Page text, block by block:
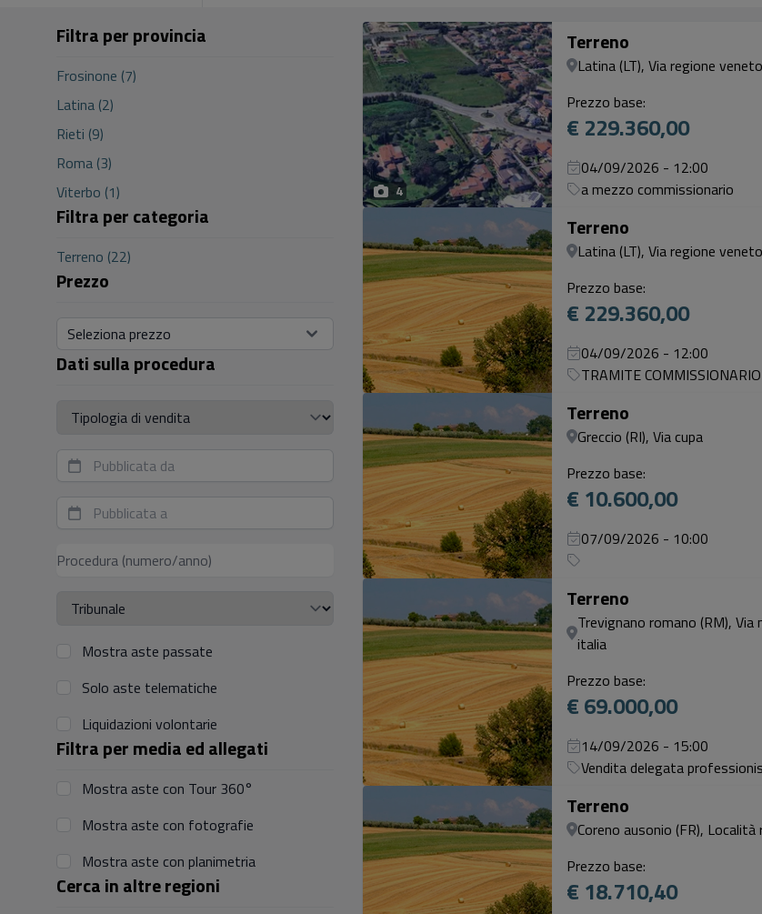
Filtra per provincia
Frosinone (7)
Latina (2)
Rieti (9)
Roma (3)
Viterbo (1)
Filtra per categoria
Terreno (22)
Prezzo
Seleziona prezzo
Dati sulla procedura
Tipologia di vendita
Mostra aste passate
Solo aste telematiche
Liquidazioni volontarie
Filtra per media ed allegati
Mostra aste con Tour 360°
Mostra aste con fotografie
Mostra aste con planimetria
Cerca in altre regioni
4
Terreno
Latina (LT), Via regione veneto
Prezzo base:
€ 229.360,00
04/09/2026 - 12:00
a mezzo commissionario
Terreno
Latina (LT), Via regione veneto
Prezzo base:
€ 229.360,00
04/09/2026 - 12:00
TRAMITE COMMISSIONARIO
Terreno
Greccio (RI), Via cupa
Prezzo base:
€ 10.600,00
07/09/2026 - 10:00
Terreno
Trevignano romano (RM),
italia
Prezzo base:
€ 69.000,00
14/09/2026 - 15:00
Vendita delegata
Terreno
Coreno ausonio (FR), Località
Prezzo base:
€ 18.710,40